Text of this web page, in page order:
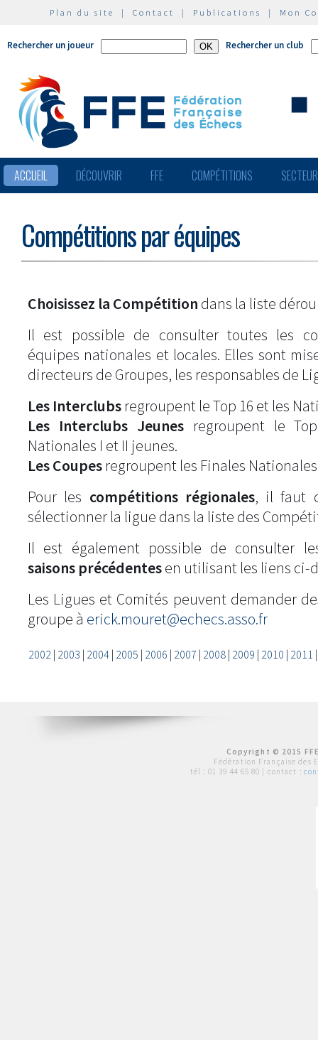
Plan du site | Contact | Publications | Mon
Rechercher un joueur Rechercher un club
ACCUEIL DÉCOUVRIR FFE COMPÉTITIONS
Compétitions par équipes
Choisissez la Compétition dans la liste
Il est possible de consulter toutes les
équipes nationales et locales. Elles sont
directeurs de Groupes, les responsables de
Les Interclubs regroupent le Top 16 et les
Les Interclubs Jeunesregroupent le
Nationales I et II jeunes.
Les Coupes regroupent les Finales
Pour les compétitions régionales, il faut
sélectionner la ligue dans la liste des
Il est également possible de consulter
saisons précédentesen utilisant les liens ci-
Les Ligues et Comités peuvent demander
groupe à erick.mouret@echecs.asso.fr
2002| 2003 | 2004| 2005 | 2006 | 2007 | 2008| 2009 | 2010 | 2011
Copyright © 2015
Fédération Française des
tél : 01 39 44 65 80 | contact :